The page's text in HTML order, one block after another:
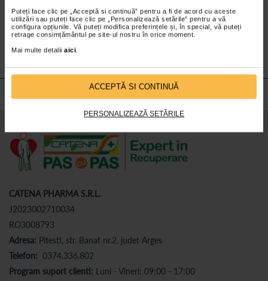
Puteți face clic pe „Acceptă si continuă” pentru a fi de acord cu aceste
utilizări sau puteți face clic pe „Personalizează setările” pentru a vă
configura opțiunile. Vă puteți modifica preferințele și, în special, vă puteți
retrage consimțământul pe site-ul nostru în orice moment.
Mai multe detalii aici.
ACCEPTĂ SI CONTINUĂ
PERSONALIZEAZĂ SETĂRILE
Nu lăsa niciunpreț micneobservat.
Abonează-tela newsletter-ul nostru!
CATENA PHARMA S.R.L.
J2023002710034
RO3008793
Adresa: Pitesti, str. Banat nr.2, judet Arges
Telefon: 0374.336.802
Program suport clienti: Luni - Vineri: 09:00 - 17:00